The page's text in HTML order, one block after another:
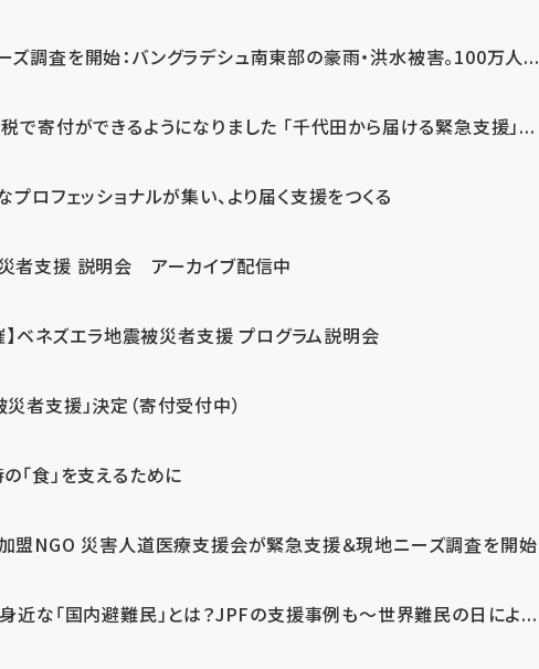
ズ調査を開始：バングラデシュ南東部の豪雨・洪水被害。100万人...
で寄付ができるようになりました 「千代田から届ける緊急支援」...
プロフェッショナルが集い、より届く支援をつくる
者支援 説明会 アーカイブ配信中
】ベネズエラ地震被災者支援 プログラム説明会
者支援」決定（寄付受付中）
「食」を支えるために
盟NGO 災害人道医療支援会が緊急支援＆現地ニーズ調査を開始
身近な「国内避難民」とは？JPFの支援事例も～世界難民の日によ...